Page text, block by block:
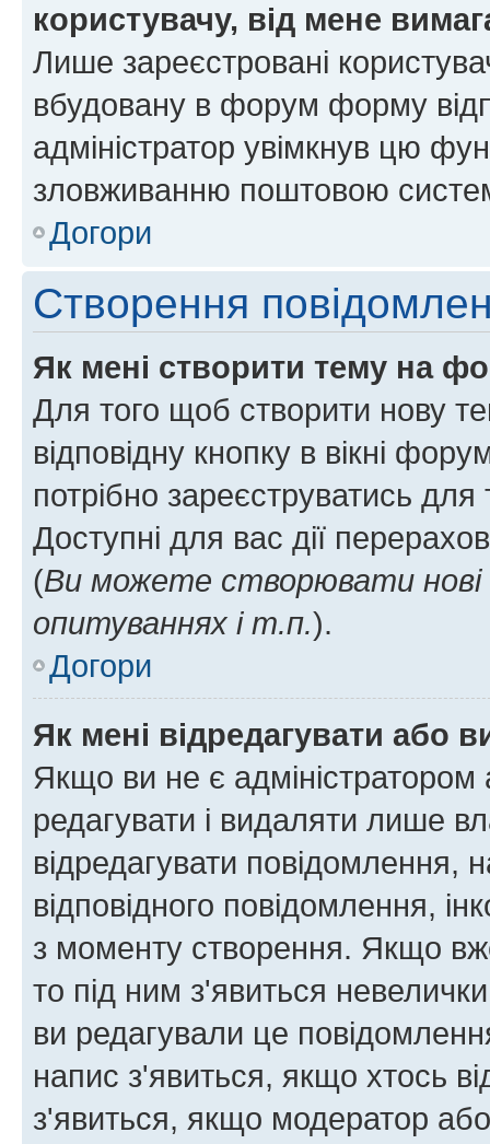
користувачу, від мене
Лише зареєстровані
вбудовану в форум форму
адміністратор увімкнув цю
зловживанню поштовою
Догори
Створення
Як мені створити тему на
Для того щоб створити нову
відповідну кнопку в вікні
потрібно зареєструватись
Доступні для вас дії
(Ви можете створювати
опитуваннях і т.п.).
Догори
Як мені відредагувати або
Якщо ви не є
редагувати і видаляти лише
відредагувати повідомлення,
відповідного повідомлення,
з моменту створення. Якщо
то під ним з'явиться
ви редагували це
напис з'явиться, якщо хтось
з'явиться, якщо модератор